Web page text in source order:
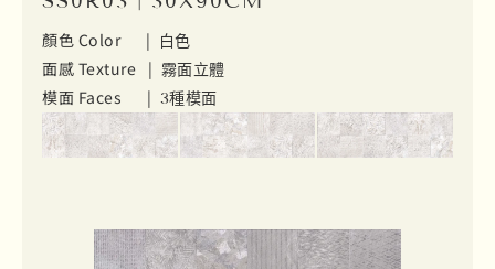
顏色 Color | 白色
面感 Texture | 霧面立體
模面 Faces | 3種模面